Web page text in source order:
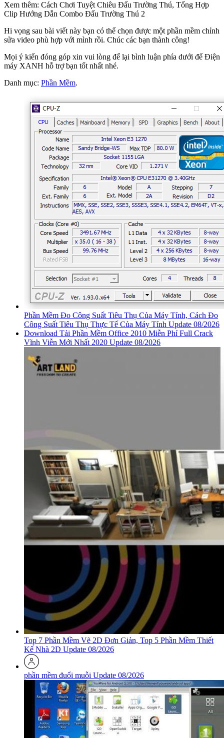
Xem thêm: Cách Chơi Tuyệt Chiêu Đấu Trường Thú, Tổng Hợp
Clip Hướng Dẫn Combo Đấu Trường Thú 2
Hi vọng sau bài viết này bạn có thể chọn được một phần mềm chỉnh
sửa video phù hợp với mình rồi. Chúc các bạn thành công!
Mọi ý kiến đóng góp xin vui lòng để lại bình luận phía dưới để Điện
máy XANH hỗ trợ bạn tốt nhất nhé.
Danh mục: Phần Mềm.
Phần Mềm Đo Công Suất Tiêu Thụ Của Máy Tính, Cách Đo
Công Suất Tiêu Thụ Thực Tế Của Máy Tính Update 08/2026
Download Tải Phần Mềm Office 2010 Miễn Phí Full Crack
Vĩnh Viễn Mới Nhất 2020 Update 08/2026
Top 7 Phần Mềm Vẽ 2D Đơn Giản, Top 5 Phần Mềm Thiết
Kế Nhà 2D Update 08/2026
phần mềm đuổi muỗi Update 08/2026